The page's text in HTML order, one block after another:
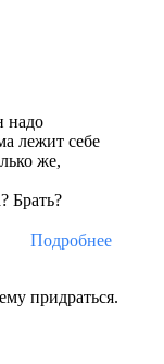
надо
лежит себе
же,
Брать?
Подробнее
придраться.